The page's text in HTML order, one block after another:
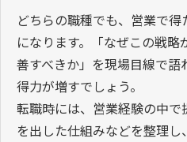
どちらの職種でも、営業で
になります。「なぜこの戦
善すべきか」を現場目線で
得力が増すでしょう。
転職時には、営業経験の中
を出した仕組みなどを整理し、